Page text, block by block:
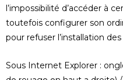
l’impossibilité d’accéder à
toutefois configurer son
pour refuser l’installation
Sous Internet Explorer :